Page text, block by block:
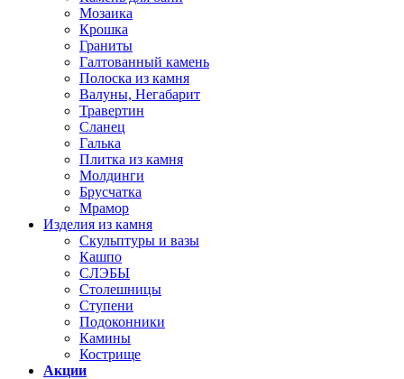
Мозаика
Крошка
Граниты
Галтованный камень
Полоска из камня
Валуны, Негабарит
Травертин
Сланец
Галька
Плитка из камня
Молдинги
Брусчатка
Мрамор
Изделия из камня
Скульптуры и вазы
Кашпо
СЛЭБЫ
Столешницы
Ступени
Подоконники
Камины
Кострище
Акции